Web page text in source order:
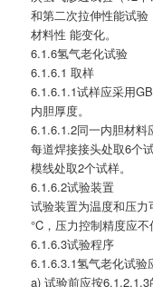
和第二次拉伸性能试
材料性 能变化。
6.1.6氢气老化试验
6.1.6.1 取样
6.1.6.1.1试样应采用
内胆厚度。
6.1.6.1.2同一内胆材料
每道焊接接头处取6个
模线处取2个试样。
6.1.6.2试验装置
试验装置为温度和压
°C，压力控制精度应不
6.1.6.3试验程序
6.1.6.3.1氢气老化试验
a) 试验前应按6.1.2.1.3